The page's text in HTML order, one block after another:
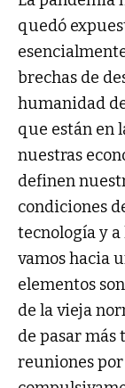
quedó
brechas de
humanidad
que están en
nuestras
definen
condiciones
tecnología y
vamos hacia
elementos
de la vieja
de pasar más
reuniones